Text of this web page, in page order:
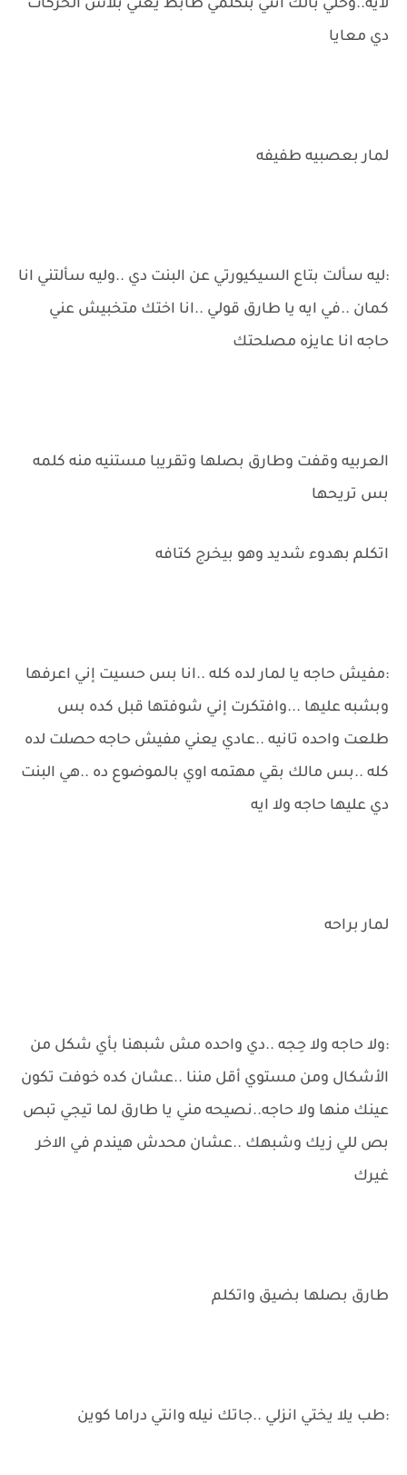
لأيه..وخلي بالك انتي بتكلمي ظابط يعني بلاش الحركات
دي معايا
لمار بعصبيه طفيفه
:ليه سألت بتاع السيكيورتي عن البنت دي ..وليه سألتني انا
كمان ..في ايه يا طارق قولي ..انا اختك متخبيش عني
حاجه انا عايزه مصلحتك
العربيه وقفت وطارق بصلها وتقريبا مستنيه منه كلمه
بس تريحها
اتكلم بهدوء شديد وهو بيخرج كتافه
:مفيش حاجه يا لمار لده كله ..انا بس حسيت إني اعرفها
وبشبه عليها ...وافتكرت إني شوفتها قبل كده بس
طلعت واحده تانيه ..عادي يعني مفيش حاجه حصلت لده
كله ..بس مالك بقي مهتمه اوي بالموضوع ده ..هي البنت
دي عليها حاجه ولا ايه
لمار براحه
:ولا حاجه ولا حِجه ..دي واحده مش شبهنا بأي شكل من
الأشكال ومن مستوي أقل مننا ..عشان كده خوفت تكون
عينك منها ولا حاجه..نصيحه مني يا طارق لما تيجي تبص
بص للي زيك وشبهك ..عشان محدش هيندم في الاخر
غيرك
طارق بصلها بضيق واتكلم
:طب يلا يختي انزلي ..جاتك نيله وانتي دراما كوين